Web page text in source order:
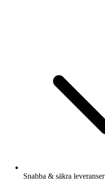
Snabba & säkra leveranser